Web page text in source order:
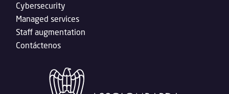
Cybersecurity
Managed services
Staff augmentation
Contáctenos